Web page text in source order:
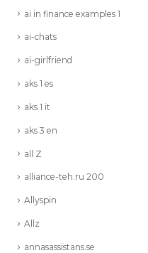
ai in finance examples 1
ai-chats
ai-girlfriend
aks 1 es
aks 1 it
aks 3 en
all Z
alliance-teh.ru 200
Allyspin
Allz
annasassistans.se